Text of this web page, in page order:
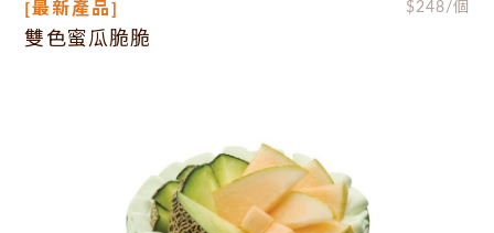
[最新產品] $248/個
雙色蜜瓜脆脆